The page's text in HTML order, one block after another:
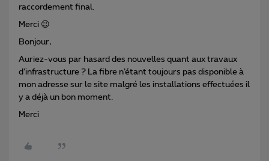
raccordement final.
Merci 😉
Bonjour,
Auriez-vous par hasard des nouvelles quant aux travaux
d’infrastructure ? La fibre n’étant toujours pas disponible à
mon adresse sur le site malgré les installations effectuées il
y a déjà un bon moment.
Merci